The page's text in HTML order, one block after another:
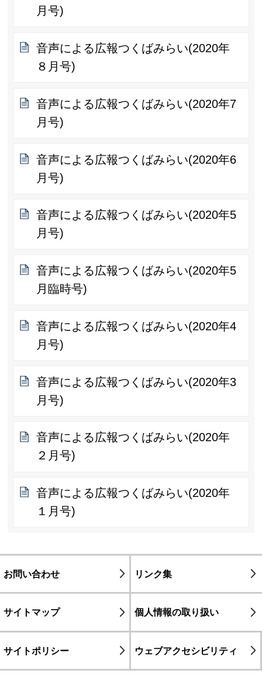
月号)
音声による広報つくばみらい(2020年
８月号)
音声による広報つくばみらい(2020年7
月号)
音声による広報つくばみらい(2020年6
月号)
音声による広報つくばみらい(2020年5
月号)
音声による広報つくばみらい(2020年5
月臨時号)
音声による広報つくばみらい(2020年4
月号)
音声による広報つくばみらい(2020年3
月号)
音声による広報つくばみらい(2020年
２月号)
音声による広報つくばみらい(2020年
１月号)
お問い合わせ リンク集
サイトマップ 個人情報の取り扱い
サイトポリシー ウェブアクセシビリティ